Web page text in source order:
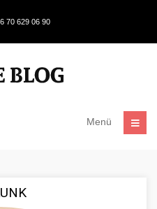
70 629 06 90
Menü